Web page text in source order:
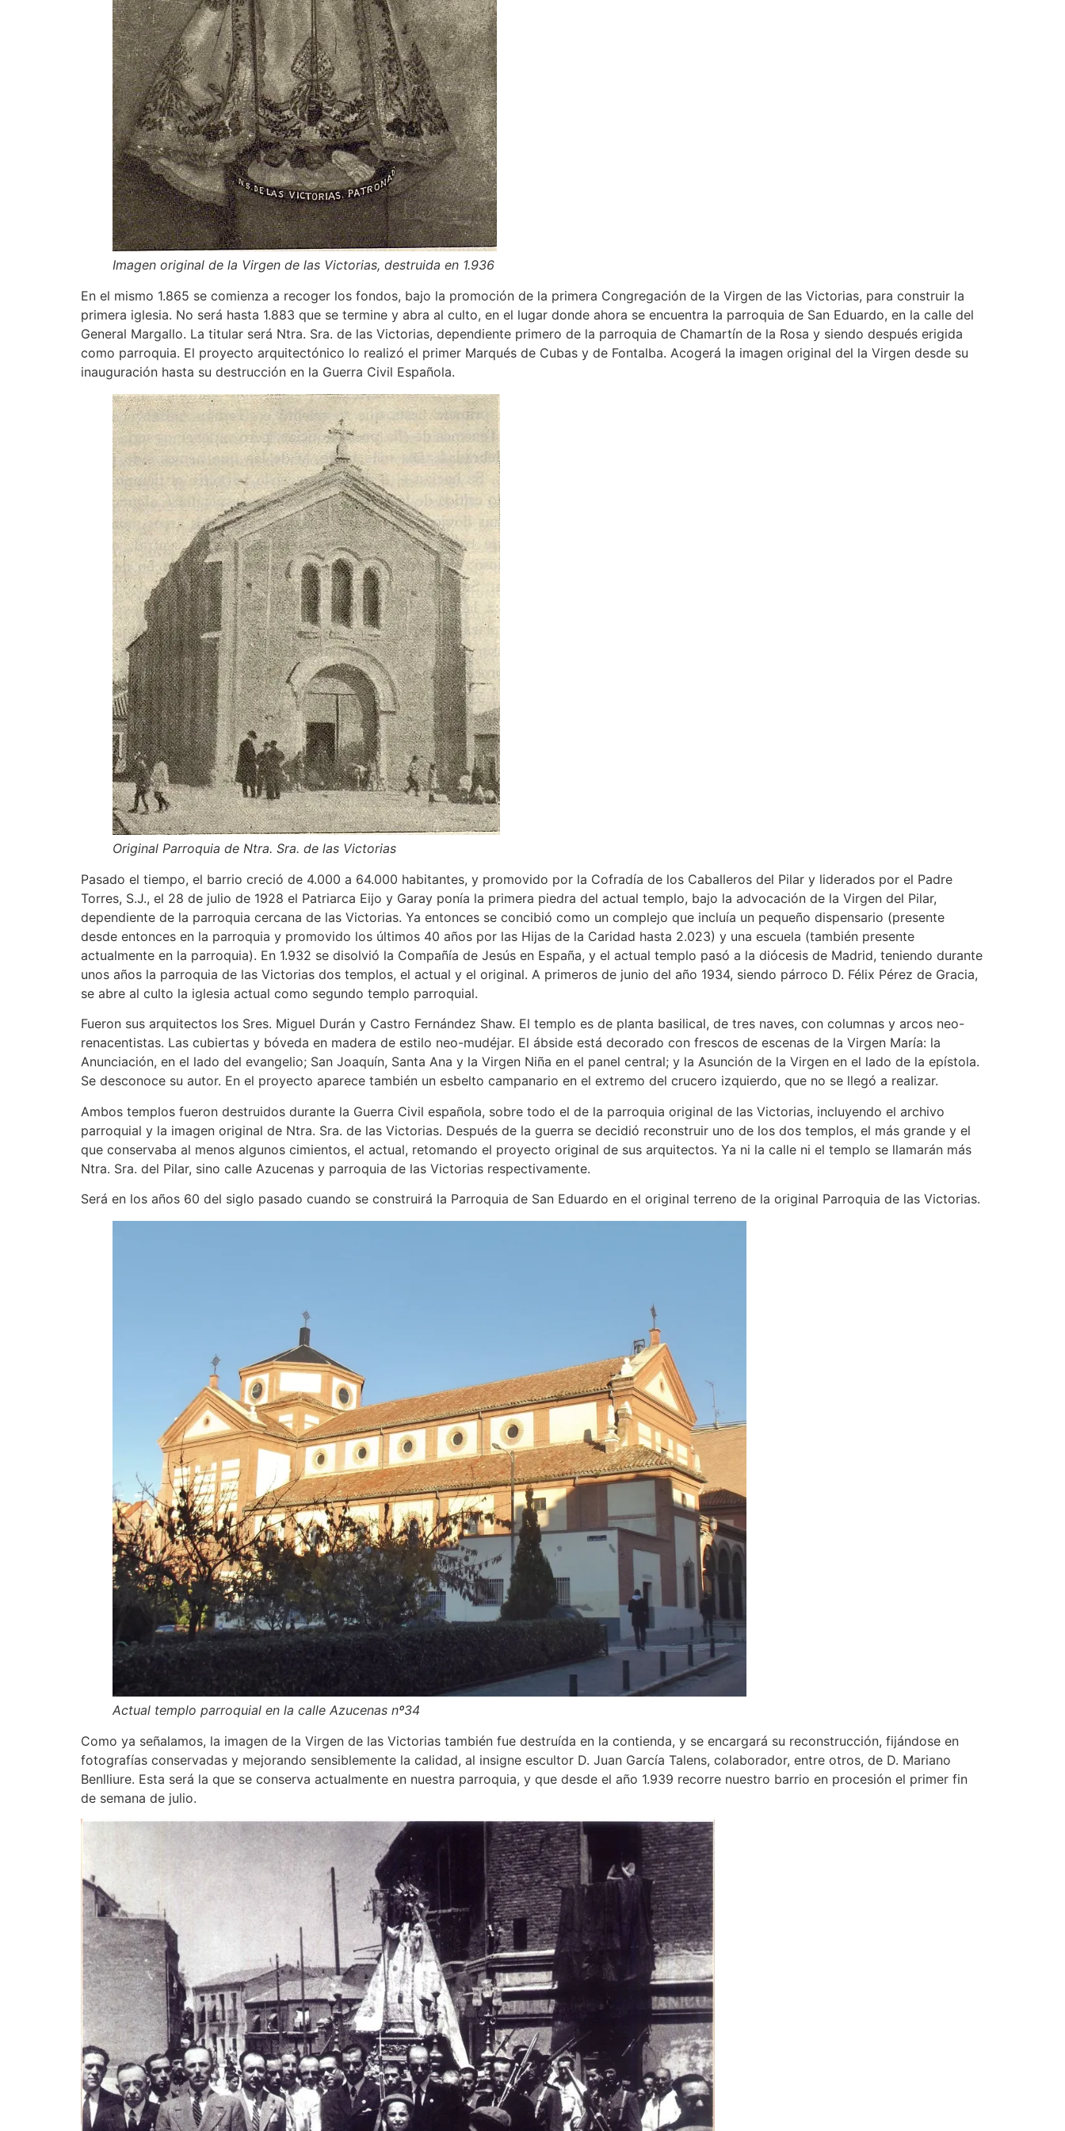
Imagen original de la Virgen de las Victorias, destruida en 1.936
En el mismo 1.865 se comienza a recoger los fondos, bajo la promoción de la primera Congregación de la Virgen de las Victorias, para construir la
primera iglesia. No será hasta 1.883 que se termine y abra al culto, en el lugar donde ahora se encuentra la parroquia de San Eduardo, en la calle del
General Margallo. La titular será Ntra. Sra. de las Victorias, dependiente primero de la parroquia de Chamartín de la Rosa y siendo después erigida
como parroquia. El proyecto arquitectónico lo realizó el primer Marqués de Cubas y de Fontalba. Acogerá la imagen original del la Virgen desde su
inauguración hasta su destrucción en la Guerra Civil Española.
Original Parroquia de Ntra. Sra. de las Victorias
Pasado el tiempo, el barrio creció de 4.000 a 64.000 habitantes, y promovido por la Cofradía de los Caballeros del Pilar y liderados por el Padre
Torres, S.J., el 28 de julio de 1928 el Patriarca Eijo y Garay ponía la primera piedra del actual templo, bajo la advocación de la Virgen del Pilar,
dependiente de la parroquia cercana de las Victorias. Ya entonces se concibió como un complejo que incluía un pequeño dispensario (presente
desde entonces en la parroquia y promovido los últimos 40 años por las Hijas de la Caridad hasta 2.023) y una escuela (también presente
actualmente en la parroquia). En 1.932 se disolvió la Compañía de Jesús en España, y el actual templo pasó a la diócesis de Madrid, teniendo durante
unos años la parroquia de las Victorias dos templos, el actual y el original. A primeros de junio del año 1934, siendo párroco D. Félix Pérez de Gracia,
se abre al culto la iglesia actual como segundo templo parroquial.
Fueron sus arquitectos los Sres. Miguel Durán y Castro Fernández Shaw. El templo es de planta basilical, de tres naves, con columnas y arcos neo-
renacentistas. Las cubiertas y bóveda en madera de estilo neo-mudéjar. El ábside está decorado con frescos de escenas de la Virgen María: la
Anunciación, en el lado del evangelio; San Joaquín, Santa Ana y la Virgen Niña en el panel central; y la Asunción de la Virgen en el lado de la epístola.
Se desconoce su autor. En el proyecto aparece también un esbelto campanario en el extremo del crucero izquierdo, que no se llegó a realizar.
Ambos templos fueron destruidos durante la Guerra Civil española, sobre todo el de la parroquia original de las Victorias, incluyendo el archivo
parroquial y la imagen original de Ntra. Sra. de las Victorias. Después de la guerra se decidió reconstruir uno de los dos templos, el más grande y el
que conservaba al menos algunos cimientos, el actual, retomando el proyecto original de sus arquitectos. Ya ni la calle ni el templo se llamarán más
Ntra. Sra. del Pilar, sino calle Azucenas y parroquia de las Victorias respectivamente.
Será en los años 60 del siglo pasado cuando se construirá la Parroquia de San Eduardo en el original terreno de la original Parroquia de las Victorias.
Actual templo parroquial en la calle Azucenas nº34
Como ya señalamos, la imagen de la Virgen de las Victorias también fue destruída en la contienda, y se encargará su reconstrucción, fijándose en
fotografías conservadas y mejorando sensiblemente la calidad, al insigne escultor D. Juan García Talens, colaborador, entre otros, de D. Mariano
Benlliure. Esta será la que se conserva actualmente en nuestra parroquia, y que desde el año 1.939 recorre nuestro barrio en procesión el primer fin
de semana de julio.